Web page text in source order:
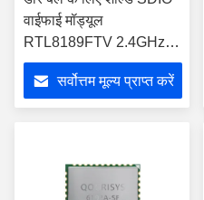
वाईफाई मॉड्यूल
RTL8189FTV 2.4GHz
वायरलेस वाईफाई मॉड्यूल
सर्वोत्तम मूल्य प्राप्त करें